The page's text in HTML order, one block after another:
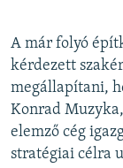
A már folyó
kérdezett
megállapítani,
Konrad
elemző cég
stratégiai célra